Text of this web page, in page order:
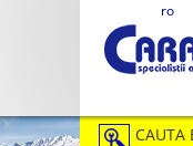
ro
CAUTA